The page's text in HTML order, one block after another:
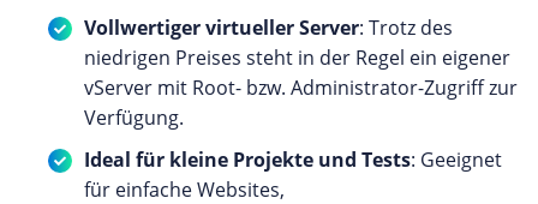
Vollwertiger virtueller Server: Trotz des
niedrigen Preises steht in der Regel ein eigener
vServer mit Root- bzw. Administrator-Zugriff zur
Verfügung.
Ideal für kleine Projekte und Tests: Geeignet
für einfache Websites,